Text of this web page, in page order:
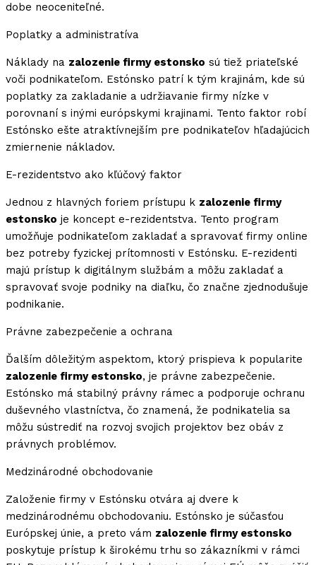
dobe neoceniteľné.
Poplatky a administratíva
Náklady na zalozenie firmy estonsko sú tiež priateľské
voči podnikateľom. Estónsko patrí k tým krajinám, kde sú
poplatky za zakladanie a udržiavanie firmy nízke v
porovnaní s inými európskymi krajinami. Tento faktor robí
Estónsko ešte atraktívnejším pre podnikateľov hľadajúcich
zmiernenie nákladov.
E-rezidentstvo ako kľúčový faktor
Jednou z hlavných foriem prístupu k zalozenie firmy
estonsko je koncept e-rezidentstva. Tento program
umožňuje podnikateľom zakladať a spravovať firmy online
bez potreby fyzickej prítomnosti v Estónsku. E-rezidenti
majú prístup k digitálnym službám a môžu zakladať a
spravovať svoje podniky na diaľku, čo značne zjednodušuje
podnikanie.
Právne zabezpečenie a ochrana
Ďalším dôležitým aspektom, ktorý prispieva k popularite
zalozenie firmy estonsko, je právne zabezpečenie.
Estónsko má stabilný právny rámec a podporuje ochranu
duševného vlastníctva, čo znamená, že podnikatelia sa
môžu sústrediť na rozvoj svojich projektov bez obáv z
právnych problémov.
Medzinárodné obchodovanie
Založenie firmy v Estónsku otvára aj dvere k
medzinárodnému obchodovaniu. Estónsko je súčasťou
Európskej únie, a preto vám zalozenie firmy estonsko
poskytuje prístup k širokému trhu so zákazníkmi v rámci